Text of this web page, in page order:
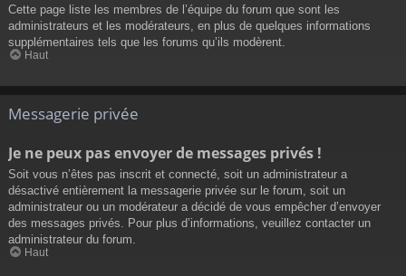
Cette page liste les membres de l’équipe du forum que sont les
administrateurs et les modérateurs, en plus de quelques informations
supplémentaires tels que les forums qu’ils modèrent.
Haut
Messagerie privée
Je ne peux pas envoyer de messages privés !
Soit vous n’êtes pas inscrit et connecté, soit un administrateur a
désactivé entièrement la messagerie privée sur le forum, soit un
administrateur ou un modérateur a décidé de vous empêcher d’envoyer
des messages privés. Pour plus d’informations, veuillez contacter un
administrateur du forum.
Haut